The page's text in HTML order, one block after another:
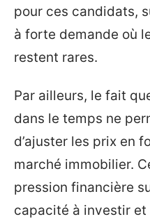
pour ces candidats,
à forte demande où
restent rares.
Par ailleurs, le fait
dans le temps ne
d’ajuster les prix en
marché immobilier.
pression financière
capacité à investir